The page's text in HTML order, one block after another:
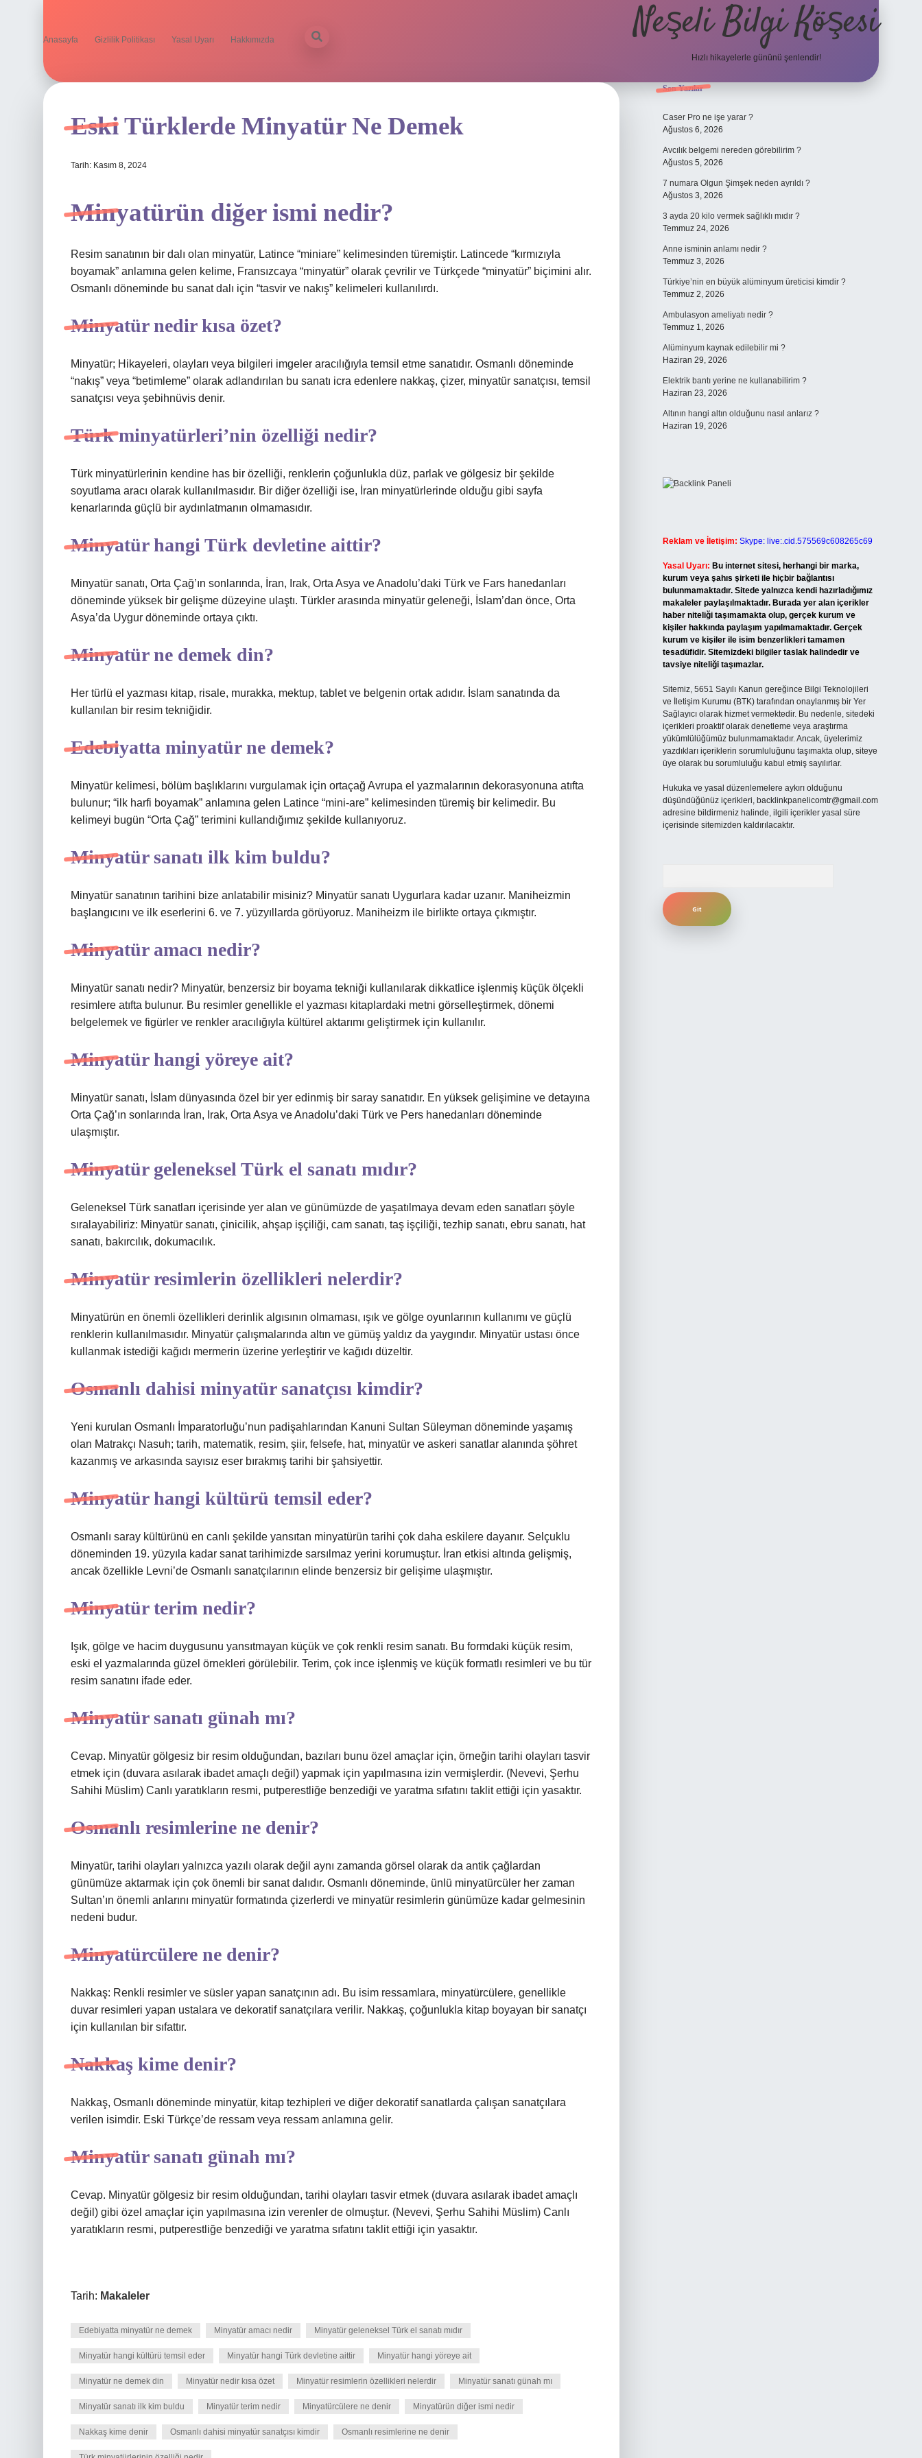
Anasayfa Gizlilik Politikası Yasal Uyarı Hakkımızda Neşeli Bilgi Köşesi
Hızlı hikayelerle gününü şenlendir!
Eski Türklerde Minyatür Ne Demek
Tarih: Kasım 8, 2024
Minyatürün diğer ismi nedir?
Resim sanatının bir dalı olan minyatür, Latince “miniare” kelimesinden türemiştir. Latincede “kırmızıyla
boyamak” anlamına gelen kelime, Fransızcaya “minyatür” olarak çevrilir ve Türkçede “minyatür” biçimini alır.
Osmanlı döneminde bu sanat dalı için “tasvir ve nakış” kelimeleri kullanılırdı.
Minyatür nedir kısa özet?
Minyatür; Hikayeleri, olayları veya bilgileri imgeler aracılığıyla temsil etme sanatıdır. Osmanlı döneminde
“nakış” veya “betimleme” olarak adlandırılan bu sanatı icra edenlere nakkaş, çizer, minyatür sanatçısı, temsil
sanatçısı veya şebihnüvis denir.
Türk minyatürleri’nin özelliği nedir?
Türk minyatürlerinin kendine has bir özelliği, renklerin çoğunlukla düz, parlak ve gölgesiz bir şekilde
soyutlama aracı olarak kullanılmasıdır. Bir diğer özelliği ise, İran minyatürlerinde olduğu gibi sayfa
kenarlarında güçlü bir aydınlatmanın olmamasıdır.
Minyatür hangi Türk devletine aittir?
Minyatür sanatı, Orta Çağ’ın sonlarında, İran, Irak, Orta Asya ve Anadolu’daki Türk ve Fars hanedanları
döneminde yüksek bir gelişme düzeyine ulaştı. Türkler arasında minyatür geleneği, İslam’dan önce, Orta
Asya’da Uygur döneminde ortaya çıktı.
Minyatür ne demek din?
Her türlü el yazması kitap, risale, murakka, mektup, tablet ve belgenin ortak adıdır. İslam sanatında da
kullanılan bir resim tekniğidir.
Edebiyatta minyatür ne demek?
Minyatür kelimesi, bölüm başlıklarını vurgulamak için ortaçağ Avrupa el yazmalarının dekorasyonuna atıfta
bulunur; “ilk harfi boyamak” anlamına gelen Latince “mini-are” kelimesinden türemiş bir kelimedir. Bu
kelimeyi bugün “Orta Çağ” terimini kullandığımız şekilde kullanıyoruz.
Minyatür sanatı ilk kim buldu?
Minyatür sanatının tarihini bize anlatabilir misiniz? Minyatür sanatı Uygurlara kadar uzanır. Maniheizmin
başlangıcını ve ilk eserlerini 6. ve 7. yüzyıllarda görüyoruz. Maniheizm ile birlikte ortaya çıkmıştır.
Minyatür amacı nedir?
Minyatür sanatı nedir? Minyatür, benzersiz bir boyama tekniği kullanılarak dikkatlice işlenmiş küçük ölçekli
resimlere atıfta bulunur. Bu resimler genellikle el yazması kitaplardaki metni görselleştirmek, dönemi
belgelemek ve figürler ve renkler aracılığıyla kültürel aktarımı geliştirmek için kullanılır.
Minyatür hangi yöreye ait?
Minyatür sanatı, İslam dünyasında özel bir yer edinmiş bir saray sanatıdır. En yüksek gelişimine ve detayına
Orta Çağ’ın sonlarında İran, Irak, Orta Asya ve Anadolu’daki Türk ve Pers hanedanları döneminde
ulaşmıştır.
Minyatür geleneksel Türk el sanatı mıdır?
Geleneksel Türk sanatları içerisinde yer alan ve günümüzde de yaşatılmaya devam eden sanatları şöyle
sıralayabiliriz: Minyatür sanatı, çinicilik, ahşap işçiliği, cam sanatı, taş işçiliği, tezhip sanatı, ebru sanatı, hat
sanatı, bakırcılık, dokumacılık.
Minyatür resimlerin özellikleri nelerdir?
Minyatürün en önemli özellikleri derinlik algısının olmaması, ışık ve gölge oyunlarının kullanımı ve güçlü
renklerin kullanılmasıdır. Minyatür çalışmalarında altın ve gümüş yaldız da yaygındır. Minyatür ustası önce
kullanmak istediği kağıdı mermerin üzerine yerleştirir ve kağıdı düzeltir.
Osmanlı dahisi minyatür sanatçısı kimdir?
Yeni kurulan Osmanlı İmparatorluğu’nun padişahlarından Kanuni Sultan Süleyman döneminde yaşamış
olan Matrakçı Nasuh; tarih, matematik, resim, şiir, felsefe, hat, minyatür ve askeri sanatlar alanında şöhret
kazanmış ve arkasında sayısız eser bırakmış tarihi bir şahsiyettir.
Minyatür hangi kültürü temsil eder?
Osmanlı saray kültürünü en canlı şekilde yansıtan minyatürün tarihi çok daha eskilere dayanır. Selçuklu
döneminden 19. yüzyıla kadar sanat tarihimizde sarsılmaz yerini korumuştur. İran etkisi altında gelişmiş,
ancak özellikle Levni’de Osmanlı sanatçılarının elinde benzersiz bir gelişime ulaşmıştır.
Minyatür terim nedir?
Işık, gölge ve hacim duygusunu yansıtmayan küçük ve çok renkli resim sanatı. Bu formdaki küçük resim,
eski el yazmalarında güzel örnekleri görülebilir. Terim, çok ince işlenmiş ve küçük formatlı resimleri ve bu tür
resim sanatını ifade eder.
Minyatür sanatı günah mı?
Cevap. Minyatür gölgesiz bir resim olduğundan, bazıları bunu özel amaçlar için, örneğin tarihi olayları tasvir
etmek için (duvara asılarak ibadet amaçlı değil) yapmak için yapılmasına izin vermişlerdir. (Nevevi, Şerhu
Sahihi Müslim) Canlı yaratıkların resmi, putperestliğe benzediği ve yaratma sıfatını taklit ettiği için yasaktır.
Osmanlı resimlerine ne denir?
Minyatür, tarihi olayları yalnızca yazılı olarak değil aynı zamanda görsel olarak da antik çağlardan
günümüze aktarmak için çok önemli bir sanat dalıdır. Osmanlı döneminde, ünlü minyatürcüler her zaman
Sultan’ın önemli anlarını minyatür formatında çizerlerdi ve minyatür resimlerin günümüze kadar gelmesinin
nedeni budur.
Minyatürcülere ne denir?
Nakkaş: Renkli resimler ve süsler yapan sanatçının adı. Bu isim ressamlara, minyatürcülere, genellikle
duvar resimleri yapan ustalara ve dekoratif sanatçılara verilir. Nakkaş, çoğunlukla kitap boyayan bir sanatçı
için kullanılan bir sıfattır.
Nakkaş kime denir?
Nakkaş, Osmanlı döneminde minyatür, kitap tezhipleri ve diğer dekoratif sanatlarda çalışan sanatçılara
verilen isimdir. Eski Türkçe’de ressam veya ressam anlamına gelir.
Minyatür sanatı günah mı?
Cevap. Minyatür gölgesiz bir resim olduğundan, tarihi olayları tasvir etmek (duvara asılarak ibadet amaçlı
değil) gibi özel amaçlar için yapılmasına izin verenler de olmuştur. (Nevevi, Şerhu Sahihi Müslim) Canlı
yaratıkların resmi, putperestliğe benzediği ve yaratma sıfatını taklit ettiği için yasaktır.
Tarih: Makaleler
Edebiyatta minyatür ne demek Minyatür amacı nedir Minyatür geleneksel Türk el sanatı mıdır
Minyatür hangi kültürü temsil eder Minyatür hangi Türk devletine aittir Minyatür hangi yöreye ait
Minyatür ne demek din Minyatür nedir kısa özet Minyatür resimlerin özellikleri nelerdir Minyatür sanatı günah mı
Minyatür sanatı ilk kim buldu Minyatür terim nedir Minyatürcülere ne denir Minyatürün diğer ismi nedir
Nakkaş kime denir Osmanlı dahisi minyatür sanatçısı kimdir Osmanlı resimlerine ne denir
Sidebar
Son Yazılar
Caser Pro ne işe yarar ?
Ağustos 6, 2026
Avcılık belgemi nereden görebilirim ?
Ağustos 5, 2026
7 numara Olgun Şimşek neden ayrıldı ?
Ağustos 3, 2026
3 ayda 20 kilo vermek sağlıklı mıdır ?
Temmuz 24, 2026
Anne isminin anlamı nedir ?
Temmuz 3, 2026
Türkiye’nin en büyük alüminyum üreticisi kimdir ?
Temmuz 2, 2026
Ambulasyon ameliyatı nedir ?
Temmuz 1, 2026
Alüminyum kaynak edilebilir mi ?
Haziran 29, 2026
Elektrik bantı yerine ne kullanabilirim ?
Haziran 23, 2026
Altının hangi altın olduğunu nasıl anlarız ?
Haziran 19, 2026
Reklam ve İletişim: Skype: live:.cid.575569c608265c69
Yasal Uyarı: Bu internet sitesi, herhangi bir marka,
kurum veya şahıs şirketi ile hiçbir bağlantısı
bulunmamaktadır. Sitede yalnızca kendi hazırladığımız
makaleler paylaşılmaktadır. Burada yer alan içerikler
haber niteliği taşımamakta olup, gerçek kurum ve
kişiler hakkında paylaşım yapılmamaktadır. Gerçek
kurum ve kişiler ile isim benzerlikleri tamamen
tesadüfidir. Sitemizdeki bilgiler taslak halindedir ve
tavsiye niteliği taşımazlar.
Sitemiz, 5651 Sayılı Kanun gereğince Bilgi Teknolojileri
ve İletişim Kurumu (BTK) tarafından onaylanmış bir Yer
Sağlayıcı olarak hizmet vermektedir. Bu nedenle, sitedeki
içerikleri proaktif olarak denetleme veya araştırma
yükümlülüğümüz bulunmamaktadır. Ancak, üyelerimiz
yazdıkları içeriklerin sorumluluğunu taşımakta olup, siteye
üye olarak bu sorumluluğu kabul etmiş sayılırlar.
Hukuka ve yasal düzenlemelere aykırı olduğunu
düşündüğünüz içerikleri, backlinkpanelicomtr@gmail.com
adresine bildirmeniz halinde, ilgili içerikler yasal süre
içerisinde sitemizden kaldırılacaktır.